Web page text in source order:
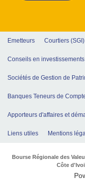
Emetteurs Courtiers (SGI)
Conseils en
Sociétés de Gestion de
Banques Teneurs de
Apporteurs d'affaires et
Liens utiles Mentions
Bourse Régionale des
Côte